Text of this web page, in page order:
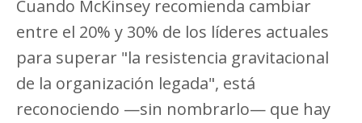
Cuando McKinsey recomienda cambiar
entre el 20% y 30% de los líderes actuales
para superar "la resistencia gravitacional
de la organización legada", está
reconociendo —sin nombrarlo— que hay